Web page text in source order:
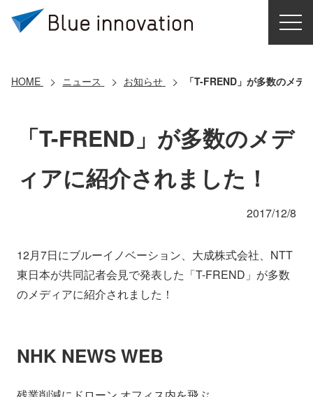
導入事例
コアテクノロジー
お問い合わせ
HOME ニュース お知らせ 「T-FREND」が多数のメデ
「T-FREND」が多数のメデ
ィアに紹介されました！
2017/12/8
12月7日にブルーイノベーション、大成株式会社、NTT
東日本が共同記者会見で発表した「T-FREND」が多数
のメディアに紹介されました！
NHK NEWS WEB